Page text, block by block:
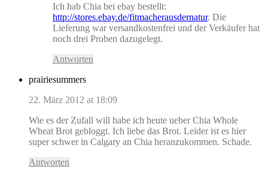
Ich hab Chia bei ebay bestellt:
http://stores.ebay.de/fitmacherausdernatur. Die
Lieferung war versandkostenfrei und der Verkäufer hat
noch drei Proben dazugelegt.
Antworten
prairiesummers
22. März 2012 at 18:09
Wie es der Zufall will habe ich heute ueber Chia Whole
Wheat Brot gebloggt. Ich liebe das Brot. Leider ist es hier
super schwer in Calgary an Chia heranzukommen. Schade.
Antworten